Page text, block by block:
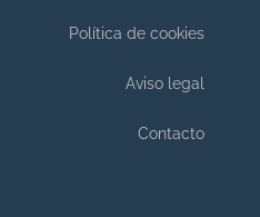
Política de cookies
Aviso legal
Contacto